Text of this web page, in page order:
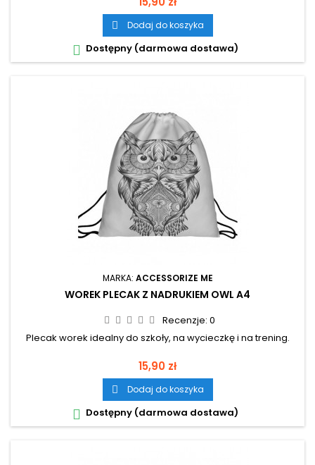
 Dodaj do koszyka
 Dostępny (darmowa dostawa)
MARKA: ACCESSORIZE ME
WOREK PLECAK Z NADRUKIEM OWL A4
Recenzje: 0
Plecak worek idealny do szkoły, na wycieczkę i na trening.
Cena
15,90 zł
 Dodaj do koszyka
 Dostępny (darmowa dostawa)